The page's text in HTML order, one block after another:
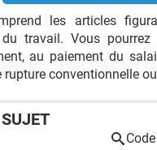
les articles
travail. Vous
au paiement du
rupture conventionnelle